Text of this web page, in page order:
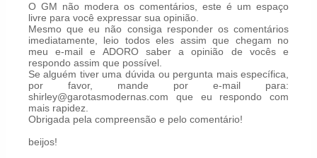
O GM não modera os comentários, este é um espaço
livre para você expressar sua opinião.
Mesmo que eu não consiga responder os comentários
imediatamente, leio todos eles assim que chegam no
meu e-mail e ADORO saber a opinião de vocês e
respondo assim que possível.
Se alguém tiver uma dúvida ou pergunta mais específica,
por favor, mande por e-mail para:
shirley@garotasmodernas.com que eu respondo com
mais rapidez.
Obrigada pela compreensão e pelo comentário!
beijos!